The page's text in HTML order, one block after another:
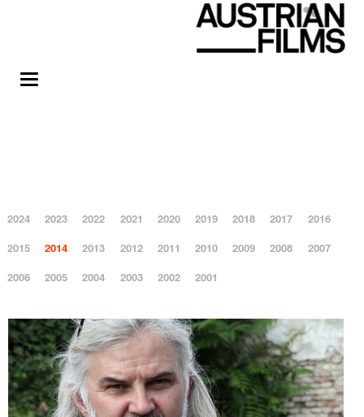
2024 2023 2022 2021 2020 2019 2018 2017 2016
2015 2014 2013 2012 2011 2010 2009 2008 2007
2006 2005 2004 2003 2002 2001